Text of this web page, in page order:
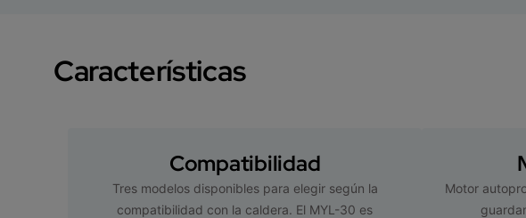
Características
Compatibilidad
Tres modelos disponibles para elegir según la
compatibilidad con la caldera. El MYL-30 es
Motor